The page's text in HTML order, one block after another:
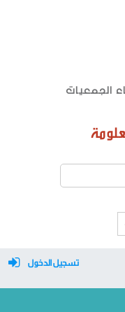
تسجيل الدخول